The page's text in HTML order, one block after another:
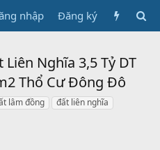
nhập Đăng ký
Nghĩa 3,5 Tỷ DT
Thổ Cư Đông Đô
lâm đồng
đất liên nghĩa